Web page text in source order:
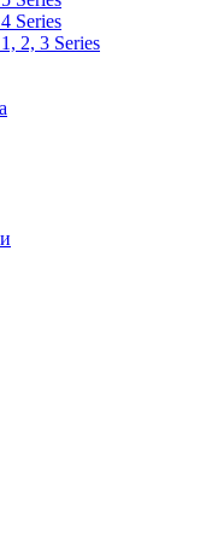
Series
2, 3 Series